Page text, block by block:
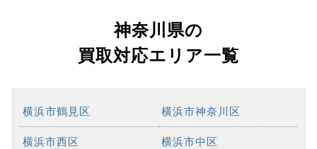
神奈川県の
買取対応エリア一覧
横浜市鶴見区 横浜市神奈川区
横浜市西区 横浜市中区